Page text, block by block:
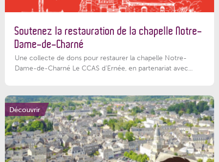
Soutenez la restauration de la chapelle Notre-
Dame-de-Charné
Une collecte de dons pour restaurer la chapelle Notre-
Dame-de-Charné Le CCAS d’Ernée, en partenariat avec...
Découvrir